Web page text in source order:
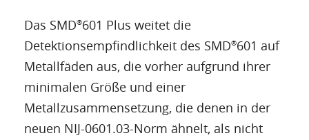
Das SMD®601 Plus weitet die
Detektionsempfindlichkeit des SMD®601 auf
Metallfäden aus, die vorher aufgrund ihrer
minimalen Größe und einer
Metallzusammensetzung, die denen in der
neuen NIJ-0601.03-Norm ähnelt, als nicht